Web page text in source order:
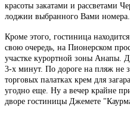
красоты закатами и рассветами
лоджии выбранного Вами номера.
Кроме этого, гостиница
свою очередь, на Пионерском
участке курортной зоны Анапы.
3-х минут. По дороге на пляж не
торговых палатках крем для
угодно еще. Ну а вечер крайне
дворе гостиницы Джемете